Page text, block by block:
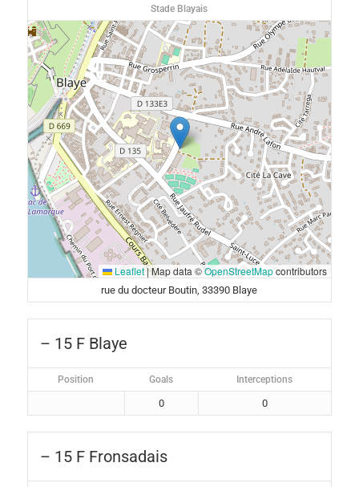
Stade Blayais
Leaflet|Map data ©OpenStreetMapcontributors
rue du docteur Boutin, 33390 Blaye
– 15 F Blaye
Position Goals Interceptions
0 0
– 15 F Fronsadais